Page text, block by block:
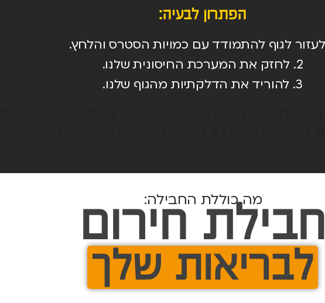
הפתרון לבעיה:
2. לחזק את המערכת החיסונית שלנו.
3. להוריד את הדלקתיות מהגוף שלנו.
מה כוללת החבילה:
חבילת חירום
לבריאות שלך